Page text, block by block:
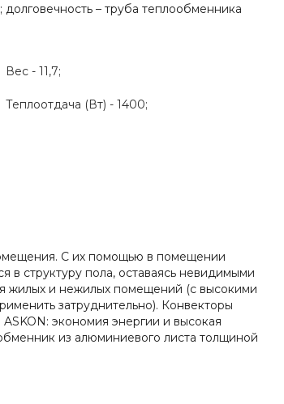
– труба теплообменника
Вес - 11,7;
Теплоотдача (Вт) - 1400;
С их помощью в помещении
в структуру пола, оставаясь невидимыми
жилых и нежилых помещений (с высокими
затруднительно). Конвекторы
экономия энергии и высокая
из алюминиевого листа толщиной